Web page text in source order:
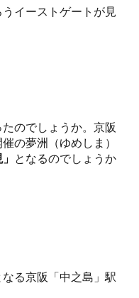
イーストゲートが見
のでしょうか。京阪
の夢洲（ゆめしま）
となるのでしょうか
る京阪「中之島」駅